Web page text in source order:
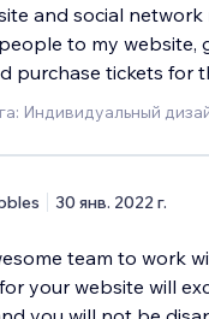
and social network
to my website,
purchase tickets for
Индивидуальный
30 янв. 2022 г.
team to work
your website will